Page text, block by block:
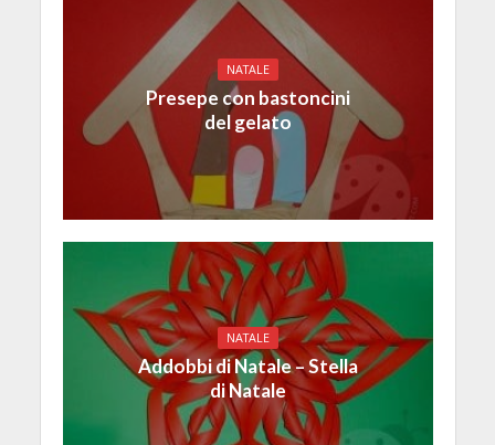
NATALE
Presepe con bastoncini
del gelato
NATALE
Addobbi di Natale – Stella
di Natale